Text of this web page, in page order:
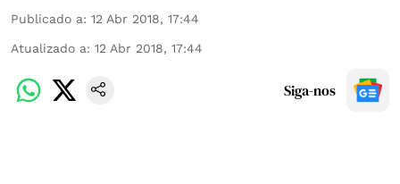
Publicado a: 12 Abr 2018, 17:44
Atualizado a: 12 Abr 2018, 17:44
Siga-nos